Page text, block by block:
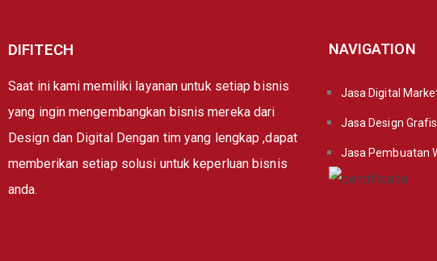
DIFITECH
Saat ini kami memiliki layanan untuk setiap bisnis
yang ingin mengembangkan bisnis mereka dari
Design dan Digital Dengan tim yang lengkap ,dapat
memberikan setiap solusi untuk keperluan bisnis
anda.
NAVIGATION
Jasa Digital
Jasa Design Grafis
Jasa Pembuatan